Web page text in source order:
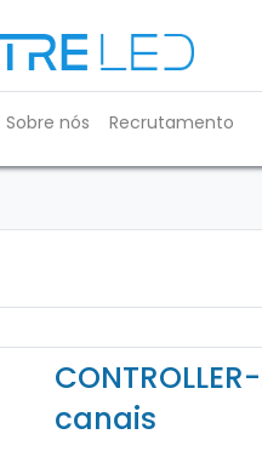
Sobre nós Recrutamento
canais